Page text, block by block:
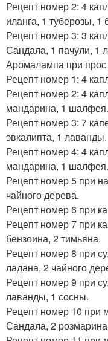
Рецепт номер 2: 4
иланга, 1 туберозы, 1
Рецепт номер 3: 3
Сандала, 1 пачули, 1
Аромалампа при
Рецепт номер 1: 4
Рецепт номер 2: 4
мандарина, 1 шалфея.
Рецепт номер 3: 7
эвкалипта, 1 лаванды.
Рецепт номер 4: 4
мандарина, 1 шалфея.
Рецепт номер 5 при
чайного дерева.
Рецепт номер 6 при
Рецепт номер 7 при
бензоина, 2 тимьяна.
Рецепт номер 8 при
ладана, 2 чайного
Рецепт номер 9 при
лаванды, 1 сосны.
Рецепт номер 10 при
Сандала, 2